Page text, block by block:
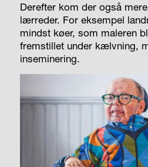
Derefter kom der også
lærreder. For eksempel
mindst køer, som maleren
fremstillet under kælvning,
inseminering.